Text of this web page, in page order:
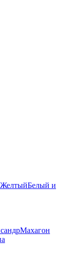
ЖелтыйБелый и
Махагон